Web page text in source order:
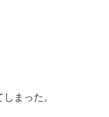
まった。